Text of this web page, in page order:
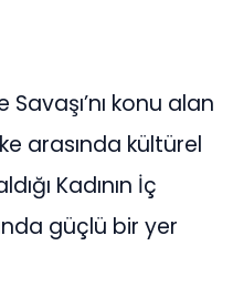
konu alan
arasında kültürel
Kadının İç
güçlü bir yer